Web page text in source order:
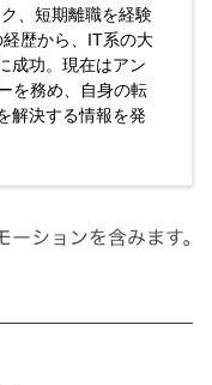
、短期離職を経験
歴から、IT系の大
成功。現在はアン
を務め、自身の転
解決する情報を発